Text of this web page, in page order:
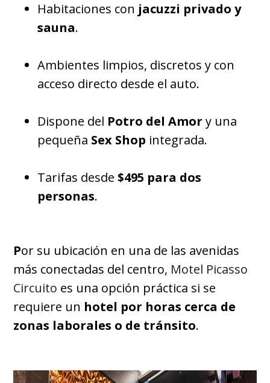
Habitaciones con jacuzzi privado y
sauna.
Ambientes limpios, discretos y con
acceso directo desde el auto.
Dispone del Potro del Amor y una
pequeña Sex Shop integrada.
Tarifas desde$495 para dos
personas.
Por su ubicación en una de las avenidas
más conectadas del centro, Motel Picasso
Circuito es una opción práctica si se
requiere un hotel por horas cerca de
zonas laborales o de tránsito.